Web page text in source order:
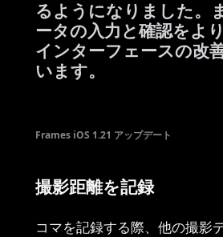
るようになりました。
ータの入力と確認をよ
インターフェースの改
います。
Frames iOS 1.21 アップデート
撮影距離を記録
コマを記録する際、他の撮影